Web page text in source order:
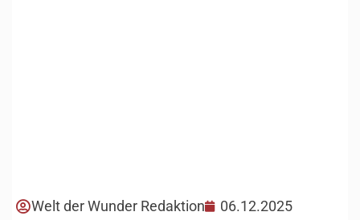
Welt der Wunder Redaktion 06.12.2025